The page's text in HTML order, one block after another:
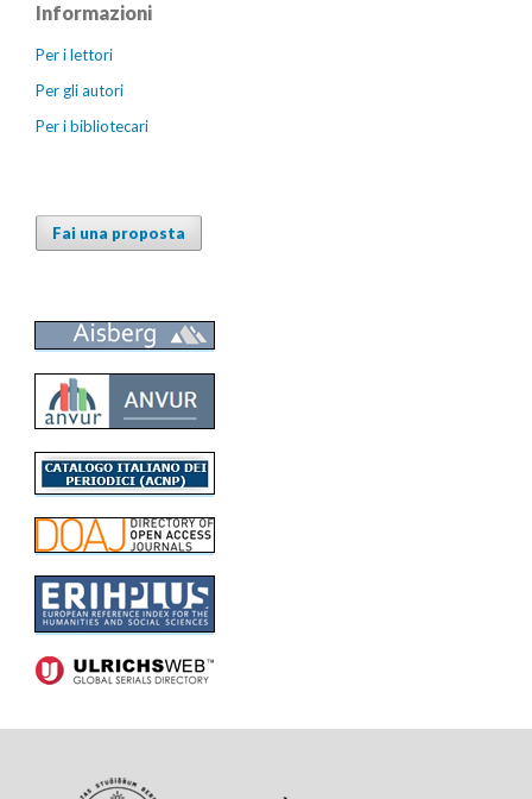
Informazioni
Per i lettori
Per gli autori
Per i bibliotecari
Fai una proposta